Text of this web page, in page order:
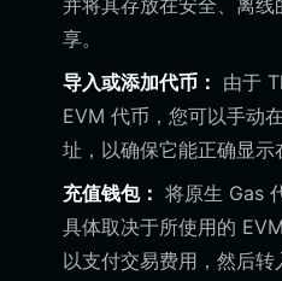
并将其存放在安全、离
享。
导入或添加代币： 由于
EVM 代币，您可以手动
址，以确保它能正确显示
充值钱包： 将原生 Gas
具体取决于所使用的
以支付交易费用，然后